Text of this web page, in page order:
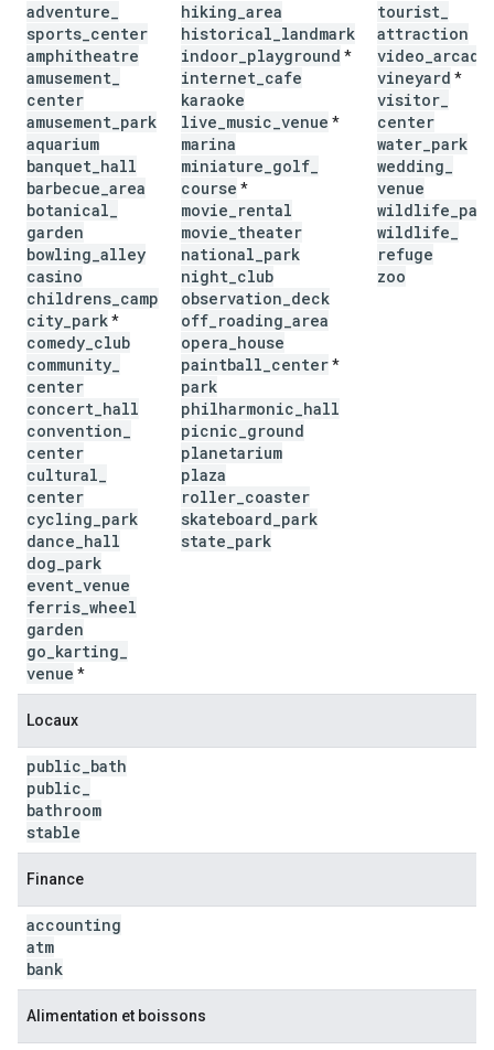
adventure
sports center
amphitheatre
amusement
center
amusement park
aquarium
banquet hall
barbecue area
botanical
garden
bowling alley
casino
childrens camp
city park*
comedy club
community
center
concert hall
convention
center
cultural
center
cycling park
dance hall
dog park
event venue
ferris wheel
garden
go karting
venue *
hiking area
historical landmark
indoor playground *
internet cafe
karaoke
live music venue *
marina
miniature golf
course *
movie rental
movie theater
national park
night club
observation deck
off roading area
opera house
paintball center*
park
philharmonic hall
picnic ground
planetarium
plaza
roller coaster
skateboard park
state park
tourist
attraction
video arcade
vineyard *
visitor
center
water park
wedding
venue
wildlife park
wildlife
refuge
zoo
Locaux
public bath
public
bathroom
stable
Finance
accounting
atm
bank
Alimentation et boissons